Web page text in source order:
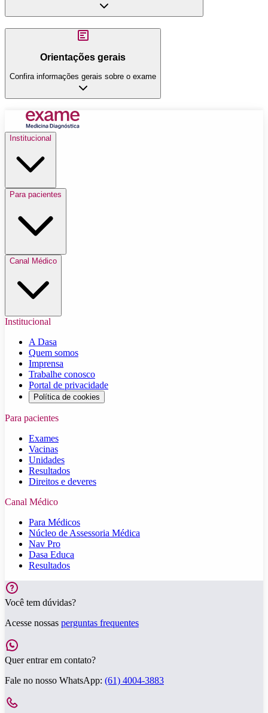
Orientações gerais
Confira informações gerais sobre o exame
Institucional
Para pacientes
Canal Médico
Institucional
A Dasa
Quem somos
Imprensa
Trabalhe conosco
Portal de privacidade
Política de cookies
Para pacientes
Exames
Vacinas
Unidades
Resultados
Direitos e deveres
Canal Médico
Para Médicos
Núcleo de Assessoria Médica
Nav Pro
Dasa Educa
Resultados
Você tem dúvidas?
Acesse nossas perguntas frequentes
Quer entrar em contato?
Fale no nosso WhatsApp: (61) 4004-3883